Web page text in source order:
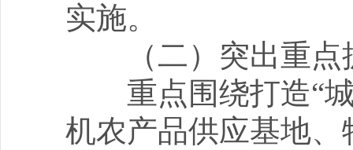
实施。
（二）突出重点
重点围绕打造“城
机农产品供应基地